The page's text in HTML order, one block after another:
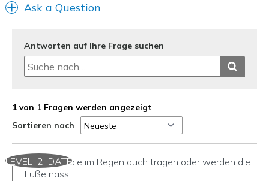
Ask a Question
Antworten auf Ihre Frage suchen
1 von 1 Fragen werden angezeigt
Sortieren nach
LEVEL_2_DATE
Kann man die im Regen auch tragen oder werden die
Füße nass